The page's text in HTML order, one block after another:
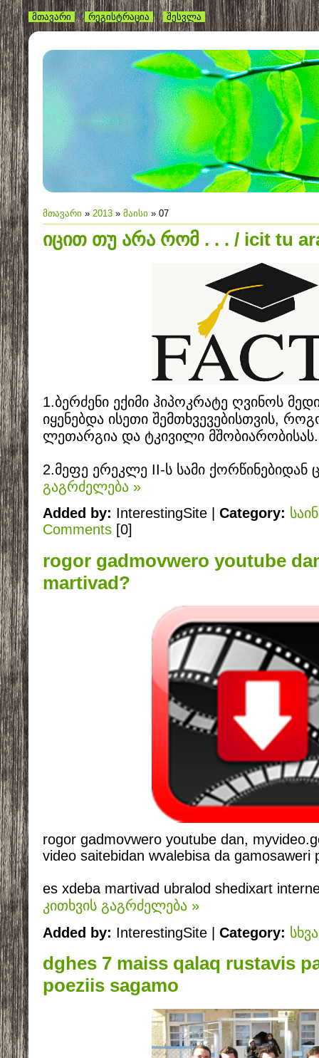
მთავარი რეგისტრაცია შესვლა
მთავარი » 2013 » მაისი » 07
იცით თუ არა რომ . . . / icit tu
1.ბერძენი ექიმი ჰიპოკრატე ღვინოს
იყენებდა ისეთი შემთხვევებისთვის,
ლეთარგია და ტკივილი მშობიარობისას.
2.მეფე ერეკლე II-ს სამი ქორწინებიდან
გაგრძელება »
Added by: InterestingSite | Category:
Comments [0]
rogor gadmovwero youtube
martivad?
rogor gadmovwero youtube dan,
video saitebidan wvalebisa da gamosaweri
es xdeba martivad ubralod shedixart
კითხვის გაგრძელება »
Added by: InterestingSite | Category:
dghes 7 maiss qalaq rustavis
poeziis sagamo